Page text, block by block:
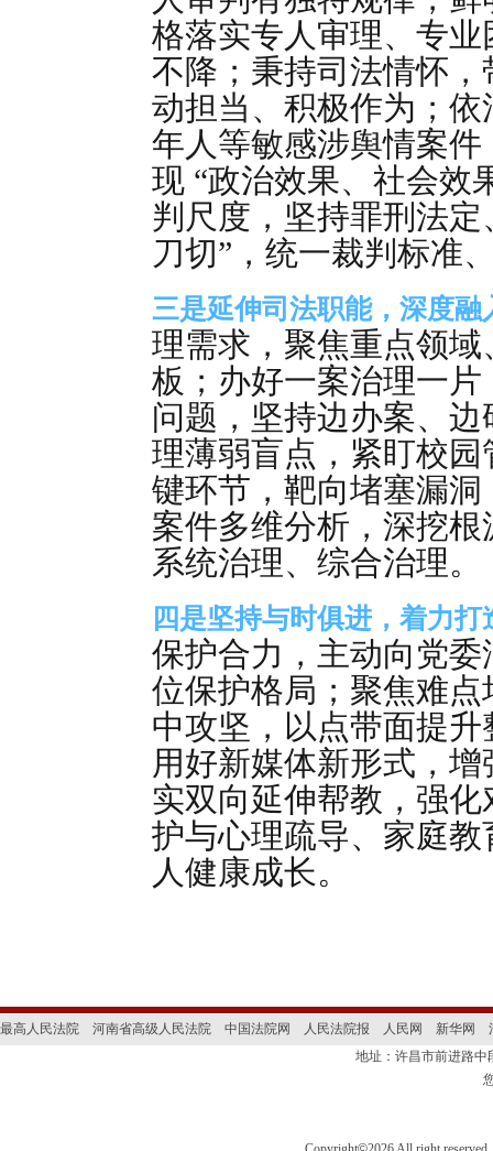
格落实专人审理、专
不降；秉持司法情怀
动担当、积极作为；
年人等敏感涉舆情案
现 “政治效果、社会效
判尺度，坚持罪刑法
刀切”，统一裁判标准
三是延伸司法职能，深度
理需求，聚焦重点领
板；办好一案治理一
问题，坚持边办案、
理薄弱盲点，紧盯校
键环节，靶向堵塞漏
案件多维分析，深挖
系统治理、综合治理。
四是坚持与时俱进，着力
保护合力，主动向党
位保护格局；聚焦难
中攻坚，以点带面提
用好新媒体新形式，
实双向延伸帮教，强
护与心理疏导、家庭
人健康成长。
最高人民法院 河南省高级人民法院 中国法院网 人民法院报 人民网 新华网
地址：许昌市前进路